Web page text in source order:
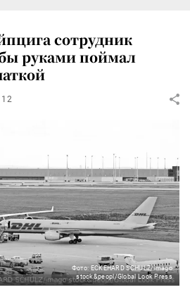
сотрудник
руками поймал
12
Фото: ECKEHARD SCHULZ/imago
stock&peopl/Global Look Press